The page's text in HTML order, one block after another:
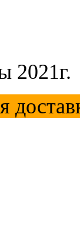
2021г.